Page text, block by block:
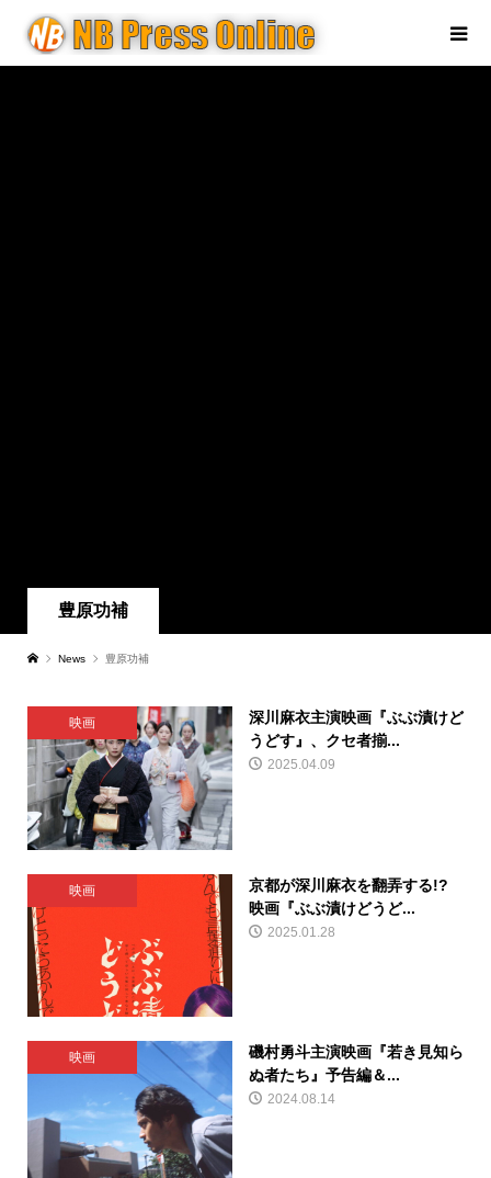
豊原功補
News 豊原功補
映画
深川麻衣主演映画『ぶぶ漬けど
うどす』、クセ者揃...
2025.04.09
映画
京都が深川麻衣を翻弄する!?
映画『ぶぶ漬けどうど...
2025.01.28
映画
磯村勇斗主演映画『若き見知ら
ぬ者たち』予告編＆...
2024.08.14